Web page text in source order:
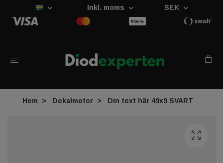
Inkl. moms SEK
Hem Dekalmotor Din text här 49x9 SVART